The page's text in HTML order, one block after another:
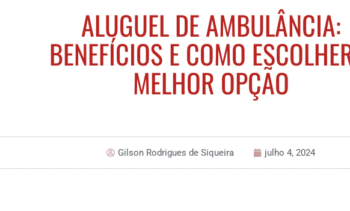
ALUGUEL DE AMBULÂNCIA:
BENEFÍCIOS E COMO
MELHOR OPÇÃO
Gilson Rodrigues de Siqueira julho 4, 2024